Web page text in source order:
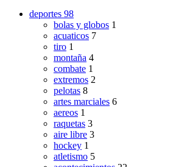
deportes 98
bolas y globos 1
acuaticos 7
tiro 1
montaña 4
combate 1
extremos 2
pelotas 8
artes marciales 6
aereos 1
raquetas 3
aire libre 3
hockey 1
atletismo 5